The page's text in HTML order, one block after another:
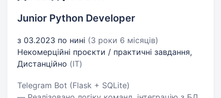
Junior Python Developer
з 03.2023 по нині (3 роки 6 місяців)
Некомерційні проєкти / практичні завдання,
Дистанційно (IT)
Telegram Bot (Flask + SQLite)